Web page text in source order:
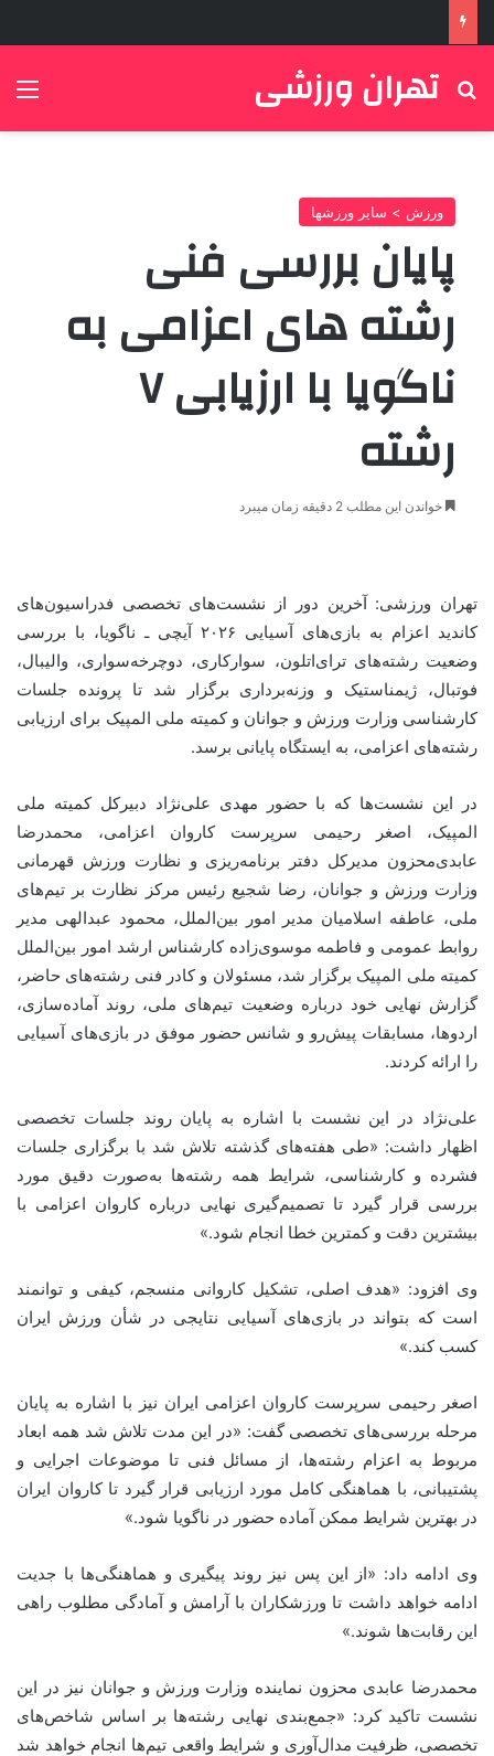
تهران ورزشی
جستجو برای
ورزش > سایر ورزشها
پایان بررسی فنی
رشته های اعزامی به
ناگویا با ارزیابی ۷
رشته
خواندن این مطلب 2 دقیقه زمان میبرد
تهران ورزشی: آخرین دور از نشست‌های تخصصی فدراسیون‌های
کاندید اعزام به بازی‌های آسیایی ۲۰۲۶ آیچی ـ ناگویا، با بررسی
وضعیت رشته‌های ترای‌اتلون، سوارکاری، دوچرخه‌سواری، والیبال،
فوتبال، ژیمناستیک و وزنه‌برداری برگزار شد تا پرونده جلسات
کارشناسی وزارت ورزش و جوانان و کمیته ملی المپیک برای ارزیابی
رشته‌های اعزامی، به ایستگاه پایانی برسد.
در این نشست‌ها که با حضور مهدی علی‌نژاد دبیرکل کمیته ملی
المپیک، اصغر رحیمی سرپرست کاروان اعزامی، محمدرضا
عابدی‌محزون مدیرکل دفتر برنامه‌ریزی و نظارت ورزش قهرمانی
وزارت ورزش و جوانان، رضا شجیع رئیس مرکز نظارت بر تیم‌های
ملی، عاطفه اسلامیان مدیر امور بین‌الملل، محمود عبدالهی مدیر
روابط عمومی و فاطمه موسوی‌زاده کارشناس ارشد امور بین‌الملل
کمیته ملی المپیک برگزار شد، مسئولان و کادر فنی رشته‌های حاضر،
گزارش نهایی خود درباره وضعیت تیم‌های ملی، روند آماده‌سازی،
اردوها، مسابقات پیش‌رو و شانس حضور موفق در بازی‌های آسیایی
را ارائه کردند.
علی‌نژاد در این نشست با اشاره به پایان روند جلسات تخصصی
اظهار داشت: «طی هفته‌های گذشته تلاش شد با برگزاری جلسات
فشرده و کارشناسی، شرایط همه رشته‌ها به‌صورت دقیق مورد
بررسی قرار گیرد تا تصمیم‌گیری نهایی درباره کاروان اعزامی با
بیشترین دقت و کمترین خطا انجام شود.»
وی افزود: «هدف اصلی، تشکیل کاروانی منسجم، کیفی و توانمند
است که بتواند در بازی‌های آسیایی نتایجی در شأن ورزش ایران
کسب کند.»
اصغر رحیمی سرپرست کاروان اعزامی ایران نیز با اشاره به پایان
مرحله بررسی‌های تخصصی گفت: «در این مدت تلاش شد همه ابعاد
مربوط به اعزام رشته‌ها، از مسائل فنی تا موضوعات اجرایی و
پشتیبانی، با هماهنگی کامل مورد ارزیابی قرار گیرد تا کاروان ایران
در بهترین شرایط ممکن آماده حضور در ناگویا شود.»
وی ادامه داد: «از این پس نیز روند پیگیری و هماهنگی‌ها با جدیت
ادامه خواهد داشت تا ورزشکاران با آرامش و آمادگی مطلوب راهی
این رقابت‌ها شوند.»
محمدرضا عابدی‌ محزون نماینده وزارت ورزش و جوانان نیز در این
نشست تاکید کرد: «جمع‌بندی نهایی رشته‌ها بر اساس شاخص‌های
تخصصی، ظرفیت مدال‌آوری و شرایط واقعی تیم‌ها انجام خواهد شد